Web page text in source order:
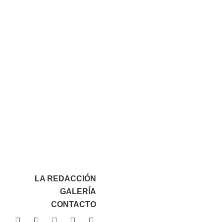
LA REDACCIÓN
GALERÍA
CONTACTO